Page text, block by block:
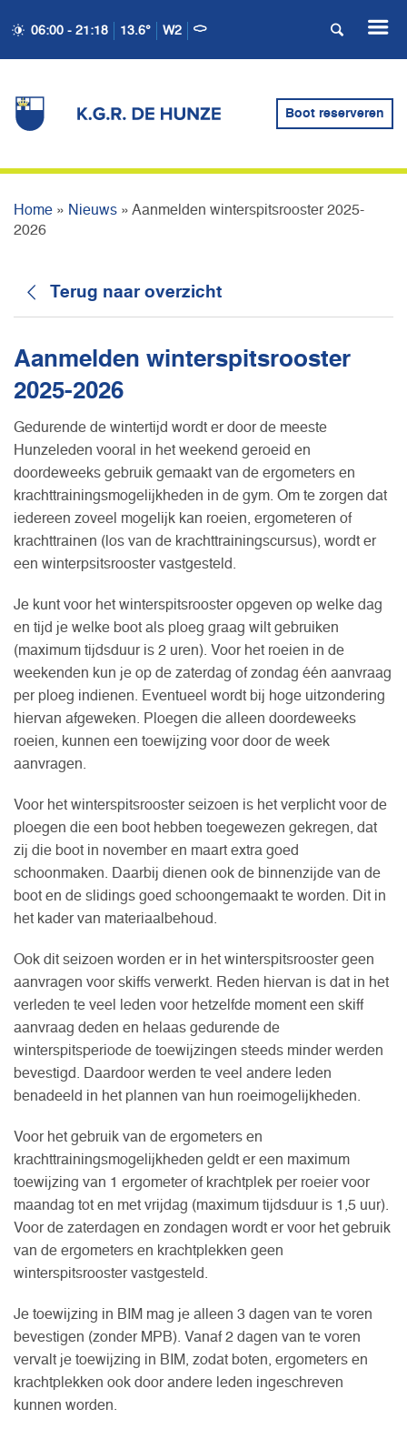
06:00 - 21:18 13.6° W2
Boot reserveren
WINTERSPITSROOSTER
Home » Nieuws » Aanmelden winterspitsrooster 2025-
2026
Terug naar overzicht
Aanmelden winterspitsrooster
2025-2026
Gedurende de wintertijd wordt er door de meeste
Hunzeleden vooral in het weekend geroeid en
doordeweeks gebruik gemaakt van de ergometers en
krachttrainingsmogelijkheden in de gym. Om te zorgen dat
iedereen zoveel mogelijk kan roeien, ergometeren of
krachttrainen (los van de krachttrainingscursus), wordt er
een winterpsitsrooster vastgesteld.
Je kunt voor het winterspitsrooster opgeven op welke dag
en tijd je welke boot als ploeg graag wilt gebruiken
(maximum tijdsduur is 2 uren). Voor het roeien in de
weekenden kun je op de zaterdag of zondag één aanvraag
per ploeg indienen. Eventueel wordt bij hoge uitzondering
hiervan afgeweken. Ploegen die alleen doordeweeks
roeien, kunnen een toewijzing voor door de week
aanvragen.
Voor het winterspitsrooster seizoen is het verplicht voor de
ploegen die een boot hebben toegewezen gekregen, dat
zij die boot in november en maart extra goed
schoonmaken. Daarbij dienen ook de binnenzijde van de
boot en de slidings goed schoongemaakt te worden. Dit in
het kader van materiaalbehoud.
Ook dit seizoen worden er in het winterspitsrooster geen
aanvragen voor skiffs verwerkt. Reden hiervan is dat in het
verleden te veel leden voor hetzelfde moment een skiff
aanvraag deden en helaas gedurende de
winterspitsperiode de toewijzingen steeds minder werden
bevestigd. Daardoor werden te veel andere leden
benadeeld in het plannen van hun roeimogelijkheden.
Voor het gebruik van de ergometers en
krachttrainingsmogelijkheden geldt er een maximum
toewijzing van 1 ergometer of krachtplek per roeier voor
maandag tot en met vrijdag (maximum tijdsduur is 1,5 uur).
Voor de zaterdagen en zondagen wordt er voor het gebruik
van de ergometers en krachtplekken geen
winterspitsrooster vastgesteld.
Je toewijzing in BIM mag je alleen 3 dagen van te voren
bevestigen (zonder MPB). Vanaf 2 dagen van te voren
vervalt je toewijzing in BIM, zodat boten, ergometers en
krachtplekken ook door andere leden ingeschreven
kunnen worden.